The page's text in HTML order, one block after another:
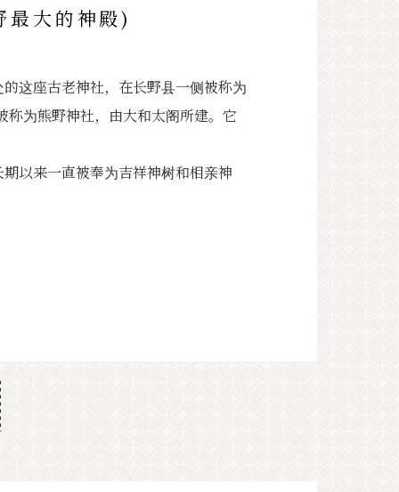
最大的神殿)
这座古老神社，在长野县一侧被称为
称为熊野神社，由大和太阁所建。它
以来一直被奉为吉祥神树和相亲神